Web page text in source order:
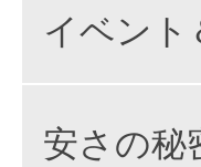
イベント
安さの秘